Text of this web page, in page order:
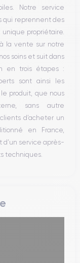
Notre service
qui reprennent des
unique propriétaire.
la vente sur notre
soins et suit dans
en trois étapes :
sont ainsi les
produit, que nous
sans autre
d’acheter un
en France,
d’un service après-
techniques.